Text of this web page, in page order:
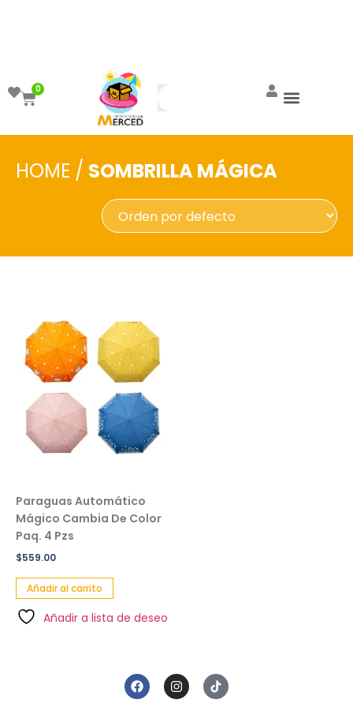
0
HOME / SOMBRILLA MÁGICA
Paraguas Automático
Mágico Cambia De Color
Paq. 4 Pzs
$559.00
Añadir al carrito
Añadir a lista de deseo